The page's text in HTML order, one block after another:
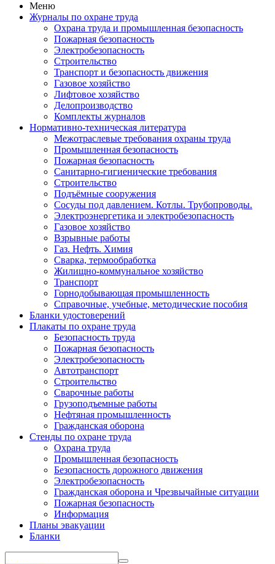
Меню
Журналы по охране труда
Охрана труда и промышленная безопасность
Пожарная безопасность
Электробезопасность
Строительство
Транспорт и безопасность движения
Газовое хозяйство
Лифтовое хозяйство
Делопроизводство
Комплекты журналов
Нормативно-техническая литература
Межотраслевые требования охраны труда
Промышленная безопасность
Пожарная безопасность
Санитарно-гигиенические требования
Строительство
Подъёмные сооружения
Сосуды под давлением. Котлы. Трубопроводы.
Электроэнергетика и электробезопасность
Газовое хозяйство
Взрывные работы
Газ. Нефть. Химия
Сварка, термообработка
Жилищно-коммунальное хозяйство
Транспорт
Горнодобывающая промышленность
Справочные, учебные, методические пособия
Бланки удостоверений
Плакаты по охране труда
Безопасность труда
Пожарная безопасность
Электробезопасность
Автотранспорт
Строительство
Сварочные работы
Грузоподъемные работы
Нефтяная промышленность
Гражданская оборона
Стенды по охране труда
Охрана труда
Промышленная безопасность
Безопасность дорожного движения
Электробезопасность
Гражданская оборона и Чрезвычайные ситуации
Пожарная безопасность
Информация
Планы эвакуации
Бланки